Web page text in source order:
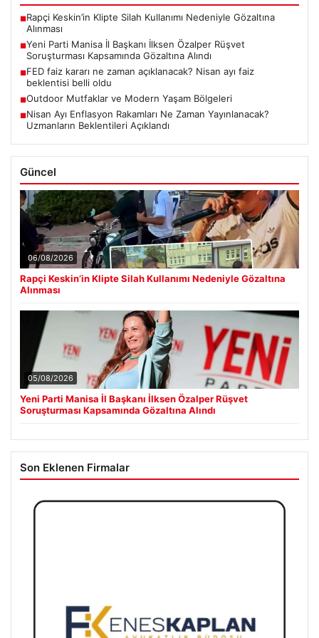
■Rapçi Keskin’in Klipte Silah Kullanımı Nedeniyle Gözaltına
Alınması
■Yeni Parti Manisa İl Başkanı İlksen Özalper Rüşvet
Soruşturması Kapsamında Gözaltına Alındı
■FED faiz kararı ne zaman açıklanacak? Nisan ayı faiz
beklentisi belli oldu
■Outdoor Mutfaklar ve Modern Yaşam Bölgeleri
■Nisan Ayı Enflasyon Rakamları Ne Zaman Yayınlanacak?
Uzmanların Beklentileri Açıklandı
Güncel
06/08/2026
Rapçi Keskin’in Klipte Silah Kullanımı Nedeniyle Gözaltına
Alınması
05/08/2026
Yeni Parti Manisa İl Başkanı İlksen Özalper Rüşvet
Soruşturması Kapsamında Gözaltına Alındı
Son Eklenen Firmalar